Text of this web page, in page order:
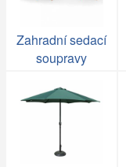
Zahradní sedací
soupravy